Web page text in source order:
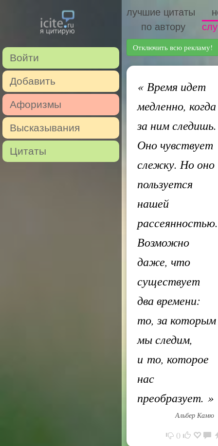
Войти
Добавить
Афоризмы
Высказывания
Цитаты
лучшие цитаты
по автору
Отключить всю рекламу!
«Время идет
медленно, когда
за ним следишь.
Оно чувствует
слежку. Но оно
пользуется
нашей
рассеянностью.
Возможно
даже, что
существует
два времени:
то, за которым
мы следим,
и то, которое
нас
преобразует. »
Альбер Камю
0